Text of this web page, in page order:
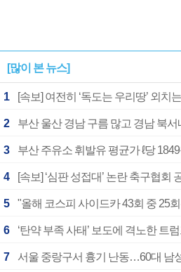
[많이 본 뉴스]
1
2
3 부산 주유소 휘발유 평균가 ℓ당
4
5 "올해 코스피 사이드카 43회 중 25
6
7 서울 중랑구서 흉기 난동…60대 남